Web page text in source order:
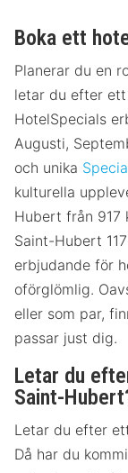
Boka ett
Planerar du en
letar du efter
HotelSpecials
Augusti,
och unika
kulturella
Hubert från 917
Saint-Hubert
erbjudande för
oförglömlig.
eller som par,
passar just dig.
Letar du
Saint-
Letar du efter
Då har du